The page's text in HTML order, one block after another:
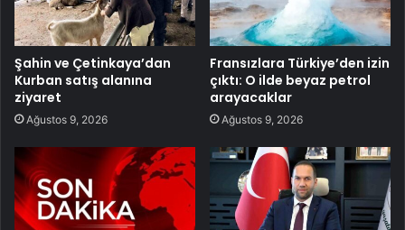
Şahin ve Çetinkaya’dan
Kurban satış alanına
ziyaret
Ağustos 9, 2026
Fransızlara Türkiye’den izin
çıktı: O ilde beyaz petrol
arayacaklar
Ağustos 9, 2026